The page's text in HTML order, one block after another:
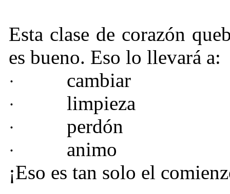
Esta clase de corazón
es bueno. Eso lo llevará a:
· cambiar
· limpieza
· perdón
·
animo
¡Eso es tan solo el